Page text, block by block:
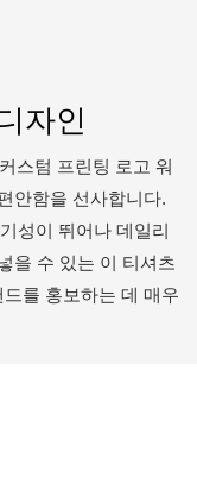
자인
스텀 프린팅 로고 워
안함을 선사합니다.
성이 뛰어나 데일리
을 수 있는 이 티셔츠
를 홍보하는 데 매우